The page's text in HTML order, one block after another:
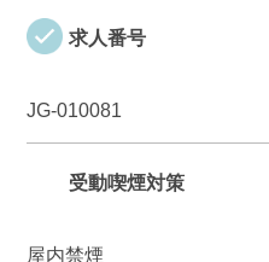
求人番号
JG-010081
受動喫煙対策
屋内禁煙